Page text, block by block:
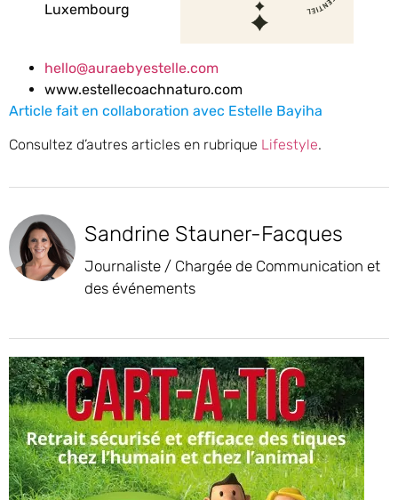
Luxembourg
hello@auraebyestelle.com
www.estellecoachnaturo.com
Article fait en collaboration avec Estelle Bayiha
Consultez d’autres articles en rubrique Lifestyle.
Sandrine Stauner-Facques
Journaliste / Chargée de Communication et
des événements